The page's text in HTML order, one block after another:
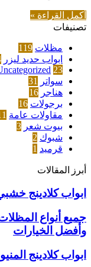
أكمل القراءة »
تصنيفات
مظلات 119
ابواب حديد ليزر
23
سواتر
31
هناجر 16
برجولات 16
مقاولات عامة
بيوت شعر 3
شبوك 2
قرميد 1
أبرز المقالات
ابواب
كلادينج
خشبي
خارجي
ابواب كلادينج
جميع
أنواع
المظلات:
الأنواع
والاستخدامات
جميع أنواع
وأفضل الخيارات
ابواب
كلادينج
ابواب كلادينج